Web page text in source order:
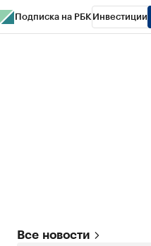
Подписка на РБК Инвестиции
Все новости